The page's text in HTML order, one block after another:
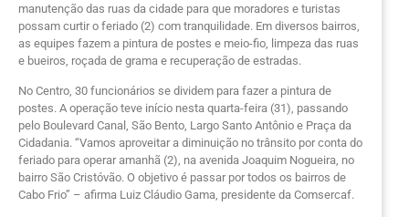
manutenção das ruas da cidade para que moradores e turistas
possam curtir o feriado (2) com tranquilidade. Em diversos bairros,
as equipes fazem a pintura de postes e meio-fio, limpeza das ruas
e bueiros, roçada de grama e recuperação de estradas.
No Centro, 30 funcionários se dividem para fazer a pintura de
postes. A operação teve início nesta quarta-feira (31), passando
pelo Boulevard Canal, São Bento, Largo Santo Antônio e Praça da
Cidadania. “Vamos aproveitar a diminuição no trânsito por conta do
feriado para operar amanhã (2), na avenida Joaquim Nogueira, no
bairro São Cristóvão. O objetivo é passar por todos os bairros de
Cabo Frio” – afirma Luiz Cláudio Gama, presidente da Comsercaf.